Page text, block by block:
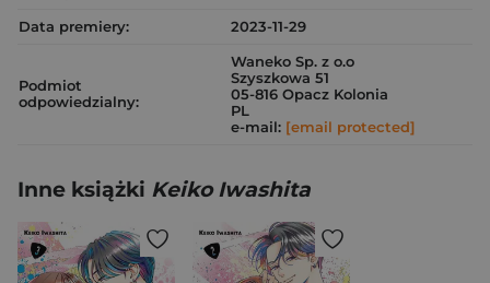
Data premiery:
2023-11-29
Podmiot
odpowiedzialny:
Waneko Sp. z o.o
Szyszkowa 51
05-816 Opacz Kolonia
PL
e-mail: [email protected]
Inne książki Keiko Iwashita